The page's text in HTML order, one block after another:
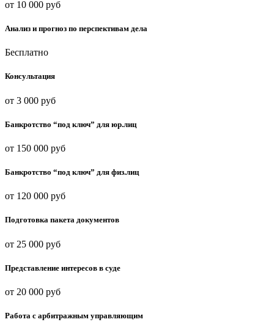
от 10 000 руб
Анализ и прогноз по перспективам дела
Бесплатно
Консультация
от 3 000 руб
Банкротство “под ключ” для юр.лиц
от 150 000 руб
Банкротство “под ключ” для физ.лиц
от 120 000 руб
Подготовка пакета документов
от 25 000 руб
Представление интересов в суде
от 20 000 руб
Работа с арбитражным управляющим